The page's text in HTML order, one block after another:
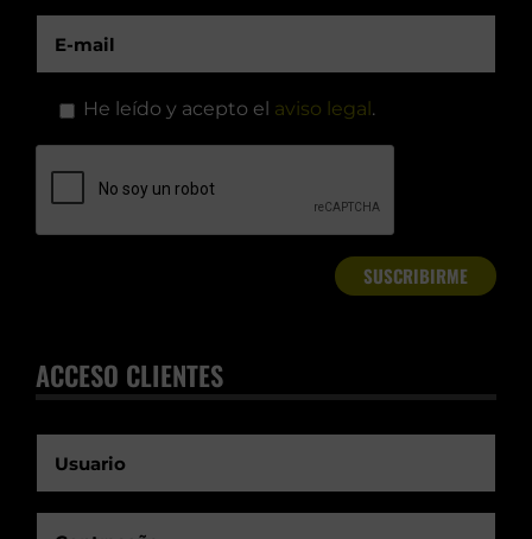
He leído y acepto el aviso legal .
ACCESO CLIENTES